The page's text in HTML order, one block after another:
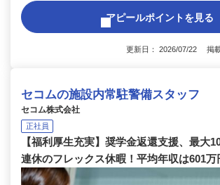
アピールポイントを見る
更新日： 2026/07/22 掲
セコムの施設内常駐警備スタッフ
セコム株式会社
正社員
【福利厚生充実】奨学金返還支援、最大
連休のフレックス休暇！平均年収は601万